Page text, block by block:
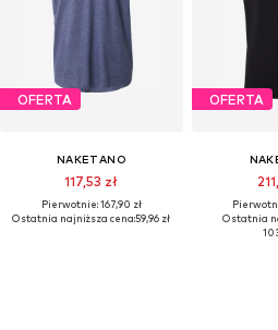
OFERTA
NAKETANO
117,53 zł
Pierwotnie: 167,90 zł
Ostatnia najniższa cena:59,96 zł
OFERTA
Ostatnia